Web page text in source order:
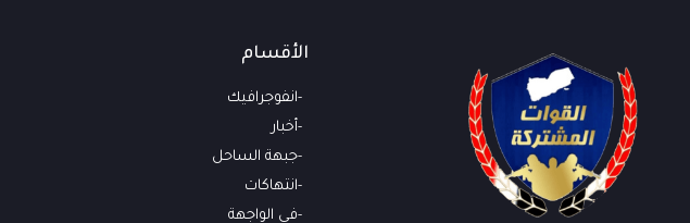
الأقسام
انفوجرافيك
أخبار
جبهة الساحل
انتهاكات
في الواجهة